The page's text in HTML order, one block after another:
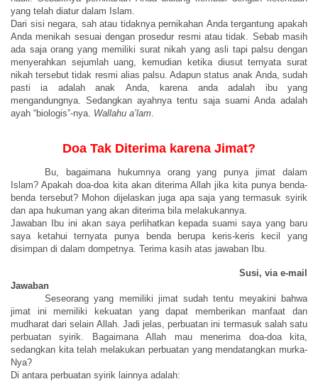
yang telah diatur dalam Islam.
Dari sisi negara, sah atau tidaknyapernikahan Anda tergantungapakah
Anda menikah sesuai dengan prosedur resmi atau tidak. Sebab masih
ada saja orang yang memiliki surat nikah yang asli tapi palsu dengan
menyerahkan sejumlah uang, kemudian ketika diusut ternyata surat
nikah tersebut tidak resmi alias palsu. Adapun status anak Anda, sudah
pasti ia adalah anak Anda, karena anda adalah ibu yang
mengandungnya. Sedangkan ayahnya tentu saja suami Andaadalah
ayah “biologis”-nya. Wallahu a’lam.
Doa Tak Diterima karena Jimat?
Bu, bagaimana hukumnya orang yang punya jimat dalam
Islam? Apakah doa-doa kita akan diterima Allah jika kita punya benda-
benda tersebut? Mohon dijelaskan juga apa saja yang termasuk syirik
dan apa hukuman yang akan diterima bila melakukannya.
Jawaban Ibu ini akan saya perlihatkan kepada suami saya yang baru
saya ketahui ternyata punya benda berupa keris-keris kecil yang
disimpan di dalam dompetnya. Terima kasih atas jawaban Ibu.
Susi, via e-mail
Jawaban
Seseorang yang memiliki jimatsudahtentu meyakini bahwa
jimat ini memiliki kekuatan yang dapat memberikan manfaat dan
mudharatdariselain Allah. Jadi jelas, perbuatan ini termasuk salah satu
perbuatan syirik. Bagaimana Allah mau menerima doa-doa kita,
sedangkan kita telah melakukan perbuatan yang mendatangkan murka-
Nya?
Di antara perbuatan syirik lainnya adalah: